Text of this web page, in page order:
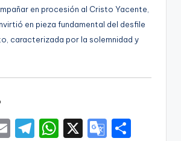
en procesión al Cristo Yacente,
en pieza fundamental del desfile
caracterizada por la solemnidad y
E
T
W X
G